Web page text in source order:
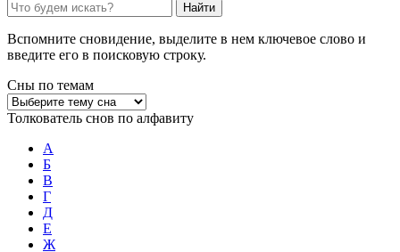
Найти
Вспомните сновидение, выделите в нем ключевое слово и
введите его в поисковую строку.
Сны по темам
Толкователь снов по алфавиту
А
Б
В
Г
Д
Е
Ж